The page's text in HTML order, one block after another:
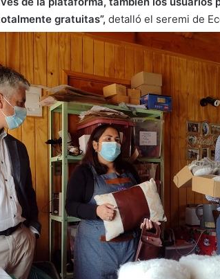
gratuitas”, detalló el seremi de